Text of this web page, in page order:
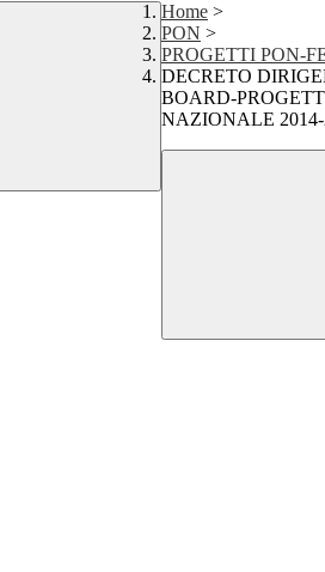
Home >
PON >
PROGETTI PON-
DECRETO
BOARD-
NAZIONALE 2014-